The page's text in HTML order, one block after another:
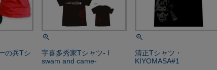
の兵Tシ
宇喜多秀家Tシャツ- I
swam and came-
清正Tシャツ・
KIYOMASA#1